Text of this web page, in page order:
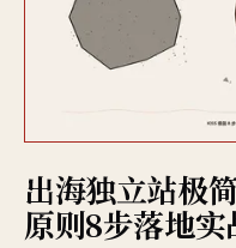
出海独立站极
原则8步落地实